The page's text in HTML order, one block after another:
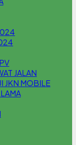
JALAN
JKN MOBILE